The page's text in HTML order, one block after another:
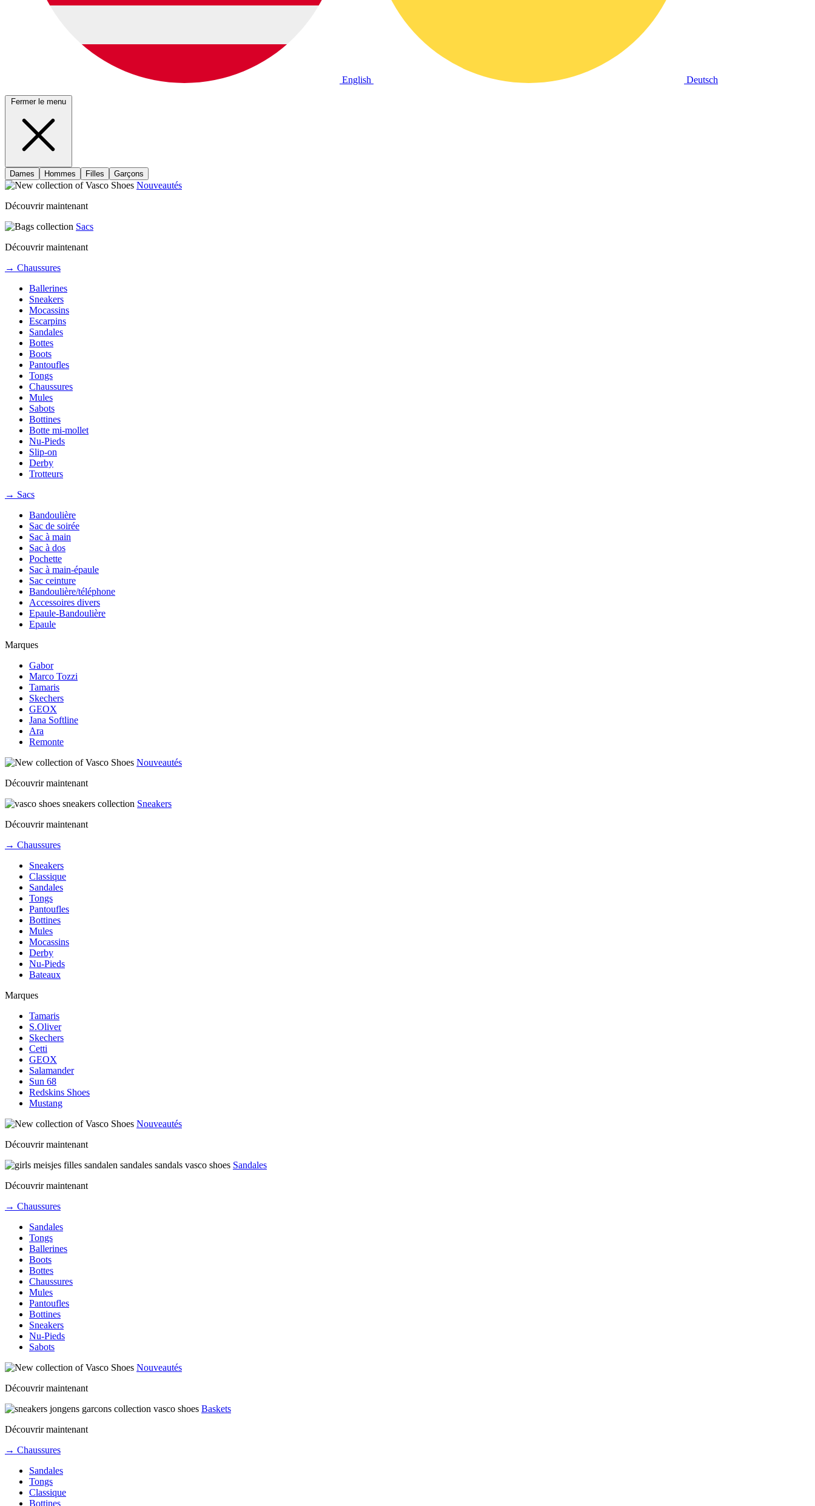
English Deutsch
Fermer le menu
Dames Hommes Filles Garçons
Nouveautés
Découvrir maintenant
Sacs
Découvrir maintenant
→ Chaussures
Ballerines
Sneakers
Mocassins
Escarpins
Sandales
Bottes
Boots
Pantoufles
Tongs
Chaussures
Mules
Sabots
Bottines
Botte mi-mollet
Nu-Pieds
Slip-on
Derby
Trotteurs
→ Sacs
Bandoulière
Sac de soirée
Sac à main
Sac à dos
Pochette
Sac à main-épaule
Sac ceinture
Bandoulière/téléphone
Accessoires divers
Epaule-Bandoulière
Epaule
Marques
Gabor
Marco Tozzi
Tamaris
Skechers
GEOX
Jana Softline
Ara
Remonte
Nouveautés
Découvrir maintenant
Sneakers
Découvrir maintenant
→ Chaussures
Sneakers
Classique
Sandales
Tongs
Pantoufles
Bottines
Mules
Mocassins
Derby
Nu-Pieds
Bateaux
Marques
Tamaris
S.Oliver
Skechers
Cetti
GEOX
Salamander
Sun 68
Redskins Shoes
Mustang
Nouveautés
Découvrir maintenant
Sandales
Découvrir maintenant
→ Chaussures
Sandales
Tongs
Ballerines
Boots
Bottes
Chaussures
Mules
Pantoufles
Bottines
Sneakers
Nu-Pieds
Sabots
Nouveautés
Découvrir maintenant
Baskets
Découvrir maintenant
→ Chaussures
Sandales
Tongs
Classique
Bottines